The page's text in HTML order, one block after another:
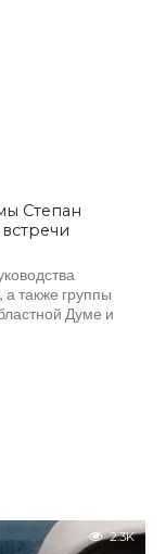
Степан
также группы
Думе и
2.3K